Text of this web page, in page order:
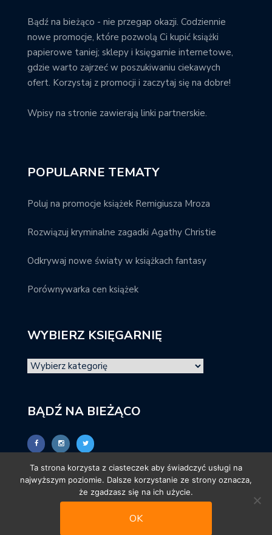
Bądź na bieżąco - nie przegap okazji. Codziennie
nowe promocje, które pozwolą Ci kupić książki
papierowe taniej; sklepy i księgarnie internetowe,
gdzie warto zajrzeć w poszukiwaniu ciekawych
ofert. Korzystaj z promocji i zaczytaj się na dobre!
Wpisy na stronie zawierają linki partnerskie.
POPULARNE TEMATY
Poluj na promocje książek Remigiusza Mroza
Rozwiązuj kryminalne zagadki Agathy Christie
Odkrywaj nowe światy w książkach fantasy
Porównywarka cen książek
WYBIERZ KSIĘGARNIĘ
BĄDŹ NA BIEŻĄCO
© promocjeksiazkowe.pl
Ta strona korzysta z ciasteczek aby świadczyć usługi na
najwyższym poziomie. Dalsze korzystanie ze strony oznacza,
że zgadzasz się na ich użycie.
OK